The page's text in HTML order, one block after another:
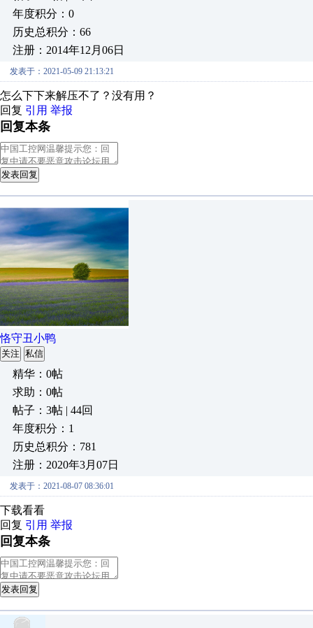
年度积分：0
历史总积分：66
注册：2014年12月06日
发表于：2021-05-09 21:13:21
怎么下下来解压不了？没有用？
回复 引用 举报
回复本条
发表回复
恪守丑小鸭
关注 私信
精华：0帖
求助：0帖
帖子：3帖 | 44回
年度积分：1
历史总积分：781
注册：2020年3月07日
发表于：2021-08-07 08:36:01
下载看看
回复 引用 举报
回复本条
发表回复